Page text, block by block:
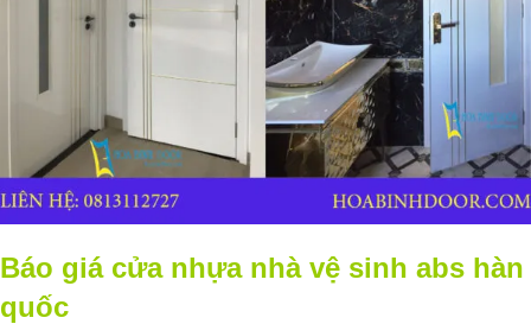
Báo giá cửa nhựa nhà vệ sinh abs hàn
quốc